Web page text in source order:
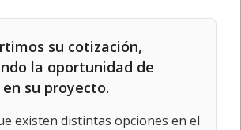
su cotización,
la oportunidad de
su proyecto.
existen distintas opciones en el